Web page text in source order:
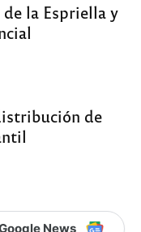
la Espriella y
de
News